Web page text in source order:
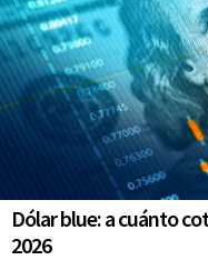
Dólar blue: a cuánto
2026